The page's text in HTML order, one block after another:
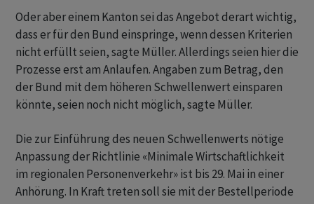
Oder aber einem Kanton sei das Angebot derart wichtig,
dass er für den Bund einspringe, wenn dessen Kriterien
nicht erfüllt seien, sagte Müller. Allerdings seien hier die
Prozesse erst am Anlaufen. Angaben zum Betrag, den
der Bund mit dem höheren Schwellenwert einsparen
könnte, seien noch nicht möglich, sagte Müller.
Die zur Einführung des neuen Schwellenwerts nötige
Anpassung der Richtlinie «Minimale Wirtschaftlichkeit
im regionalen Personenverkehr» ist bis 29. Mai in einer
Anhörung. In Kraft treten soll sie mit der Bestellperiode